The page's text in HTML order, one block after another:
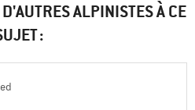
ALPINISTES À CE
: